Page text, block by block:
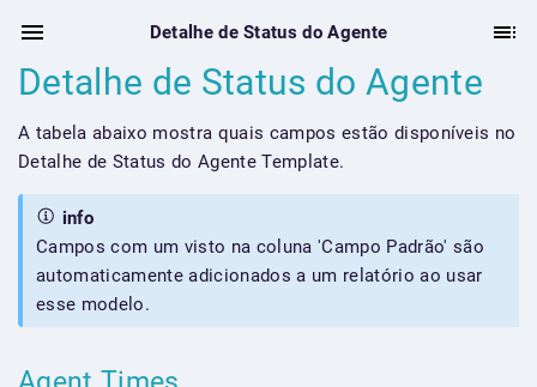
Detalhe de Status do Agente
Detalhe de Status do Agente
A tabela abaixo mostra quais campos estão disponíveis no
Detalhe de Status do Agente Template.
info
Campos com um visto na coluna 'Campo Padrão' são
automaticamente adicionados a um relatório ao usar
esse modelo.